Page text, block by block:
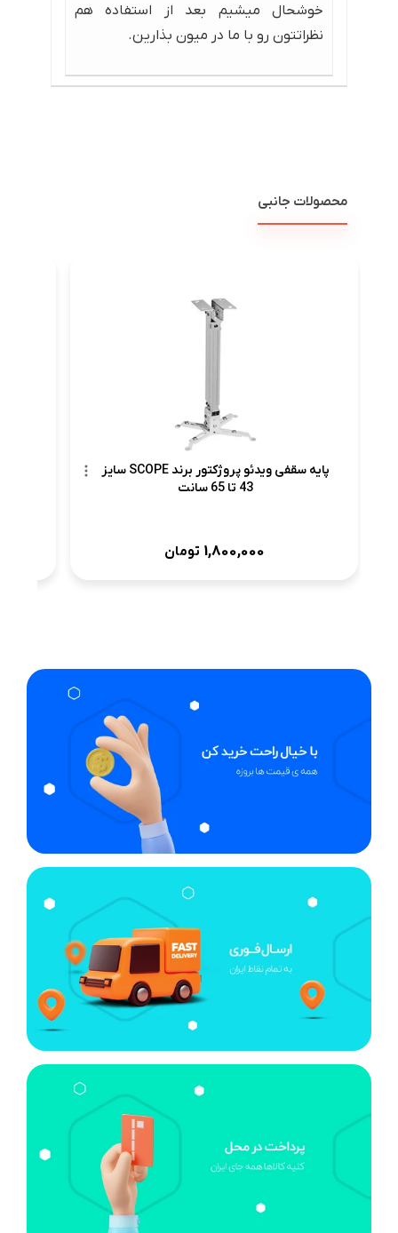
خوشحال میشیم بعد از استفاده هم
نظراتتون رو با ما در میون بذارین.
محصولات جانبی
پایه سقفی ویدئو پروژکتور برند SCOPE سایز
43 تا 65 سانت
1,800,000 تومان